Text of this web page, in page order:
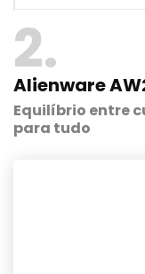
2
Alienware
Equilíbrio entre
para tudo